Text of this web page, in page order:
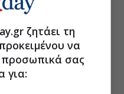
ζητάει τη
να
προσωπικά σας
για: